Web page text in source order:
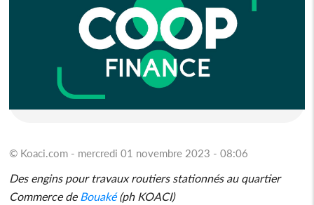
© Koaci.com - mercredi 01 novembre 2023 - 08:06
Des engins pour travaux routiers stationnés au quartier
Commerce de Bouaké(ph KOACI)